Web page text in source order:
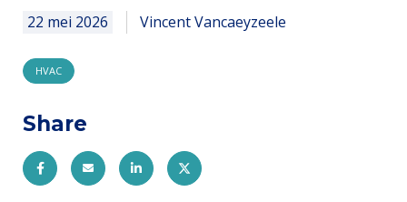
22 mei 2026
Vincent Vancaeyzeele
HVAC
Share